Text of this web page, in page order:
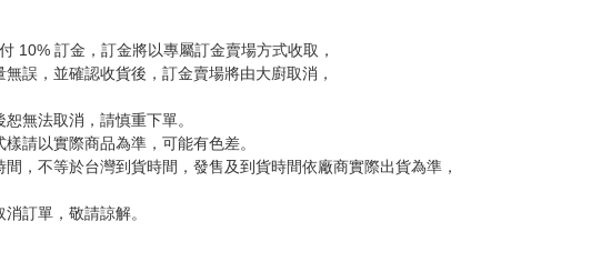
所有商品到齊後一起發貨。
，請以實品為主。
日內留言反應，逾期不受理。
疵例外)
協助。
未有任何反應，將直接加入黑名單，還請下單後準時取貨。
布為主。
，還請注意。
拍照存證，以保障買賣家雙方權益。